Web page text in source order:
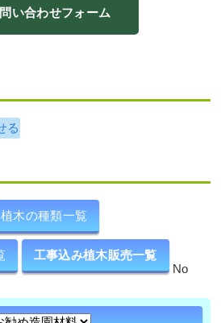
い合わせフォーム
る
植木の種類一覧
工事込み植木販売一覧
No